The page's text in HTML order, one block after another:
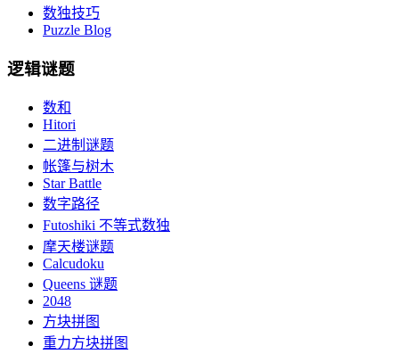
数独技巧
Puzzle Blog
逻辑谜题
数和
Hitori
二进制谜题
帐篷与树木
Star Battle
数字路径
Futoshiki 不等式数独
摩天楼谜题
Calcudoku
Queens 谜题
2048
方块拼图
重力方块拼图